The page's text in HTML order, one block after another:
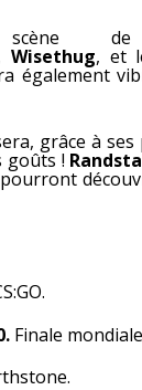
de
Wisethug, et
également
grâce à
goûts !
Finale